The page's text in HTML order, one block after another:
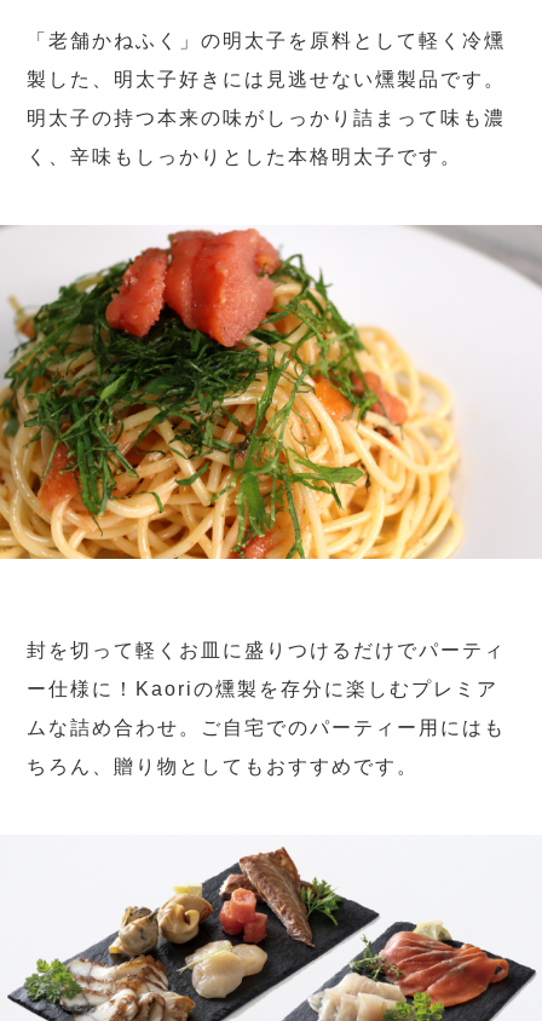
「老舗かねふく」の明太子を原料として軽く冷燻
製した、明太子好きには見逃せない燻製品です。
明太子の持つ本来の味がしっかり詰まって味も濃
く、辛味もしっかりとした本格明太子です。
封を切って軽くお皿に盛りつけるだけでパーティ
ー仕様に！Kaoriの燻製を存分に楽しむプレミア
ムな詰め合わせ。ご自宅でのパーティー用にはも
ちろん、贈り物としてもおすすめです。